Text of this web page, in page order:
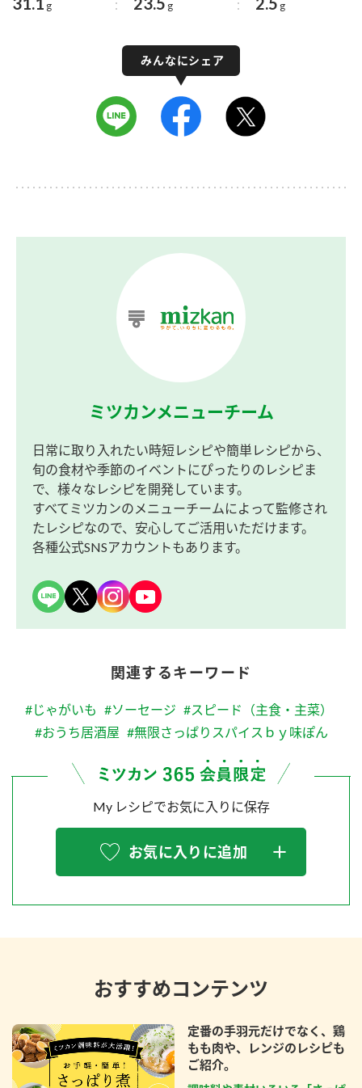
g g g
ミツカンメニューチーム
日常に取り入れたい時短レシピや簡単レシピから、
旬の食材や季節のイベントにぴったりのレシピま
で、様々なレシピを開発しています。
すべてミツカンのメニューチームによって監修され
たレシピなので、安心してご活用いただけます。
各種公式SNSアカウントもあります。
関連するキーワード
#じゃがいも #ソーセージ #スピード（主食・主菜）
#おうち居酒屋 #無限さっぱりスパイスｂｙ味ぽん
My レシピでお気に入りに保存
お気に入りに追加
おすすめコンテンツ
定番の手羽元だけでなく、鶏
もも肉や、レンジのレシピも
ご紹介。